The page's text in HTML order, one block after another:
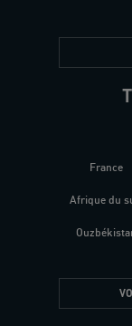
France
Afrique du